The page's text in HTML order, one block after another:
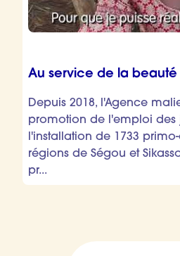
Au service de la beauté
Depuis 2018, l'Agence
promotion de l'emploi des
l'installation de 1733
régions de Ségou et
pr...